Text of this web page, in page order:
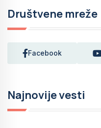
Društvene mreže
Facebook
Najnovije vesti